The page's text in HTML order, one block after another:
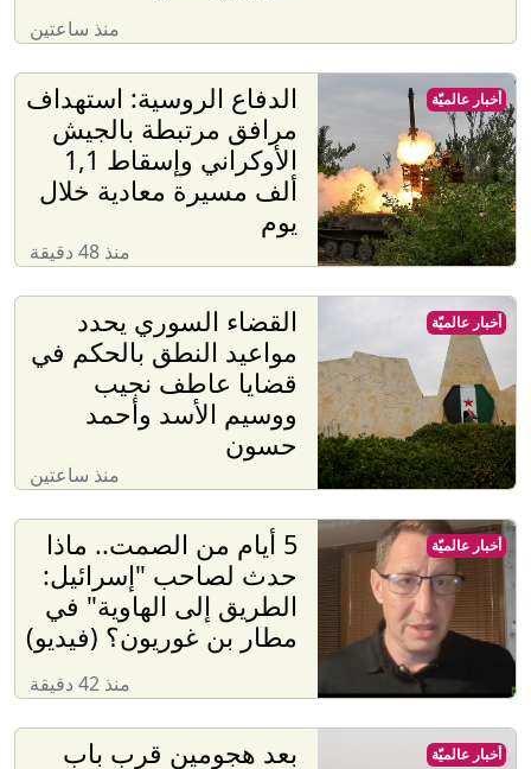
منذ ساعتين
الدفاع الروسية: استهداف
مرافق مرتبطة بالجيش
الأوكراني وإسقاط 1,1
ألف مسيرة معادية خلال
يوم
منذ 48 دقيقة
أخبار عالميّة
القضاء السوري يحدد
مواعيد النطق بالحكم في
قضايا عاطف نجيب
ووسيم الأسد وأحمد
حسون
منذ ساعتين
أخبار عالميّة
5 أيام من الصمت.. ماذا
حدث لصاحب "إسرائيل:
الطريق إلى الهاوية" في
مطار بن غوريون؟ (فيديو)
منذ 42 دقيقة
أخبار عالميّة
بعد هجومين قرب باب
أخبار عالميّة